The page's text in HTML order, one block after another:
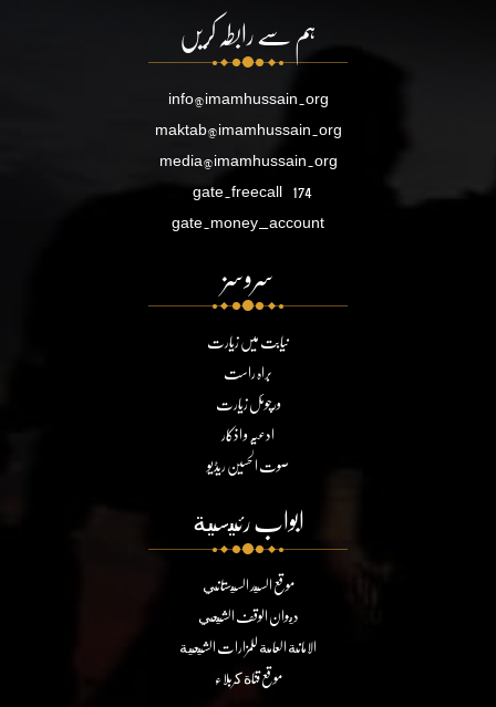
ہم سے رابطہ کریں
info@imamhussain.org
maktab@imamhussain.org
media@imamhussain.org
gate.freecall 174
gate.money_account
سروسز
نیابت میں زیارت
براہ راست
ورچوئل زیارت
ادعیہ و اذکار
صوت الحسین ریڈیو
ابواب رئيسية
موقع السيد السيستاني
ديوان الوقف الشيعي
الامانة العامة للمزارات الشيعية
موقع قناة كربلاء